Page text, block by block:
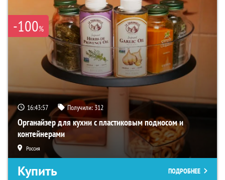
-100%
16:43:55 Получили: 312
Органайзер для кухни с пластиковым подносом и
контейнерами
Россия
Купить ПОДРОБНЕЕ